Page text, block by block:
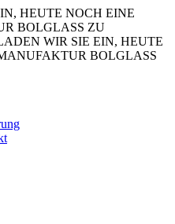
HEUTE NOCH EINE
BOLGLASS ZU
WIR SIE EIN, HEUTE
BOLGLASS